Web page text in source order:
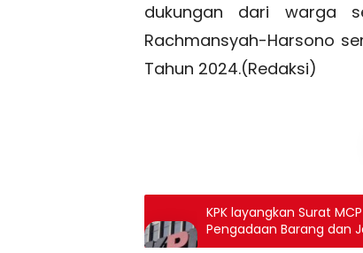
dukungan dari warga
Rachmansyah-Harsono
Tahun 2024.(Redaksi)
KPK layangkan Surat
Pengadaan Barang dan